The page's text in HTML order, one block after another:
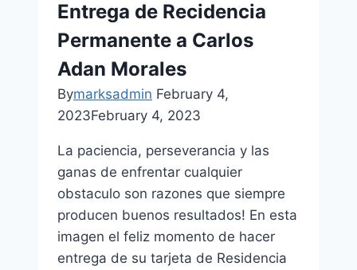
Entrega de Recidencia
Permanente a Carlos
Adan Morales
Bymarksadmin February 4,
2023February 4, 2023
La paciencia, perseverancia y las
ganas de enfrentar cualquier
obstaculo son razones que siempre
producen buenos resultados! En esta
imagen el feliz momento de hacer
entrega de su tarjeta de Residencia